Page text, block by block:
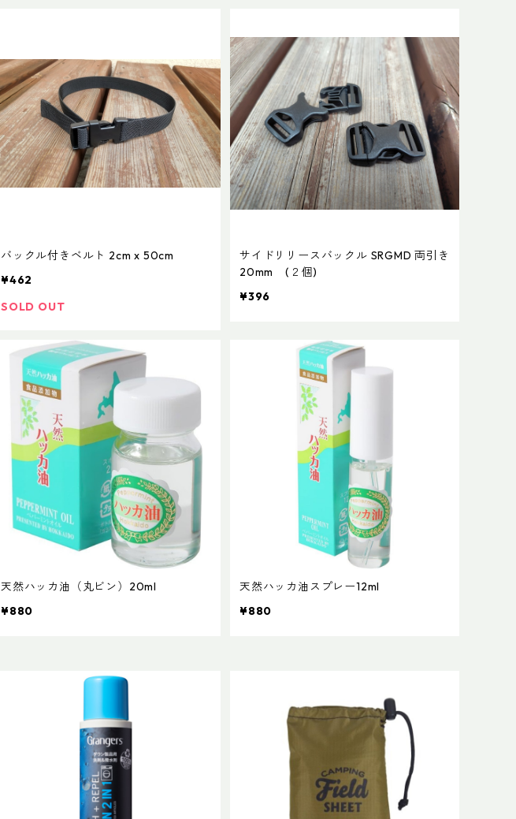
バックル付きベルト 2cm x 50cm
¥462
SOLD OUT
サイドリリースバックル SRGMD 両引き
20mm (２個)
¥396
天然ハッカ油（丸ビン）20ml
¥880
天然ハッカ油スプレー12ml
¥880